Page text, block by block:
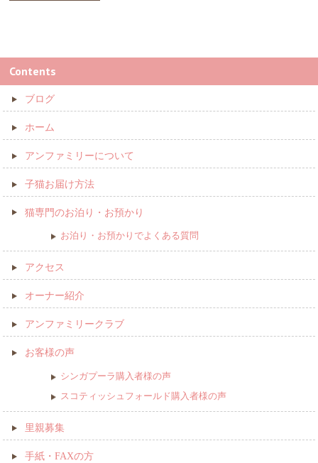
Contents
ブログ
ホーム
アンファミリーについて
子猫お届け方法
猫専門のお泊り・お預かり
お泊り・お預かりでよくある質問
アクセス
オーナー紹介
アンファミリークラブ
お客様の声
シンガプーラ購入者様の声
スコティッシュフォールド購入者様の声
里親募集
手紙・FAXの方